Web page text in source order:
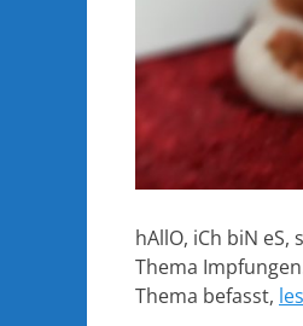
hAllO, iCh biN
Thema
Thema befasst,